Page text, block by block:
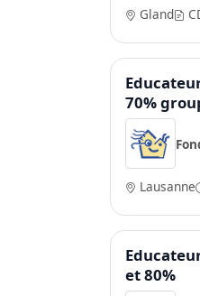
Gland
70%
Lausanne
et 80%